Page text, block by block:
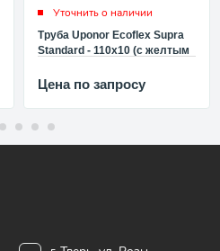
Уточнить о наличии
Труба Uponor Ecoflex Supra
Standard - 110x10 (с желтым
D200мм, Ду100, PN16)
Цена по запросу